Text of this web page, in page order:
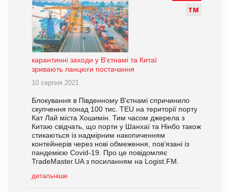
ТМ
карантинні заходи у В'єтнамі та Китаї
зривають ланцюги постачання
10 серпня 2021
Блокування в Південному В'єтнамі спричинило
скупчення понад 100 тис. TEU на території порту
Кат Лай міста Хошимін. Тим часом джерела з
Китаю свідчать, що порти у Шанхаї та Нінбо також
стикаються із надмірним накопиченням
контейнерів через нові обмеження, пов’язані із
пандемією Covid-19. Про це повідомляє
TradeMaster.UA з посиланням на Logist.FM.
детальніше